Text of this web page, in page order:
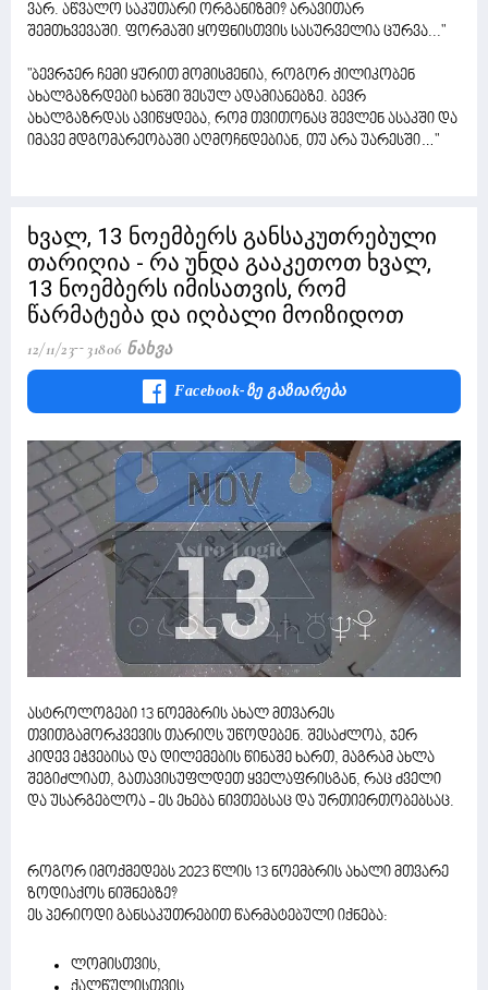
ვარ. აწვალო საკუთარი ორგანიზმი? არავითარ
შემთხვევაში. ფორმაში ყოფნისთვის სასურველია ცურვა..."
"ბევრჯერ ჩემი ყურით მომისმენია, როგორ ქილიკობენ
ახალგაზრდები ხანში შესულ ადამიანებზე. ბევრ
ახალგაზრდას ავიწყდება, რომ თვითონაც შევლენ ასაკში და
იმავე მდგომარეობაში აღმოჩნდებიან, თუ არა უარესში…"
ხვალ, 13 ნოემბერს განსაკუთრებული
თარიღია - რა უნდა გააკეთოთ ხვალ,
13 ნოემბერს იმისათვის, რომ
წარმატება და იღბალი მოიზიდოთ
12/11/23 31806 Ნახვა
Facebook-Ზე Გაზიარება
ასტროლოგები 13 ნოემბრის ახალ მთვარეს
თვითგამორკვევის თარიღს უწოდებენ. შესაძლოა, ჯერ
კიდევ ეჭვებისა და დილემების წინაშე ხართ, მაგრამ ახლა
შეგიძლიათ, გათავისუფლდეთ ყველაფრისგან, რაც ძველი
და უსარგებლოა - ეს ეხება ნივთებსაც და ურთიერთობებსაც.
როგორ იმოქმედებს 2023 წლის 13 ნოემბრის ახალი მთვარე
ზოდიაქოს ნიშნებზე?
ეს პერიოდი განსაკუთრებით წარმატებული იქნება:
ლომისთვის,